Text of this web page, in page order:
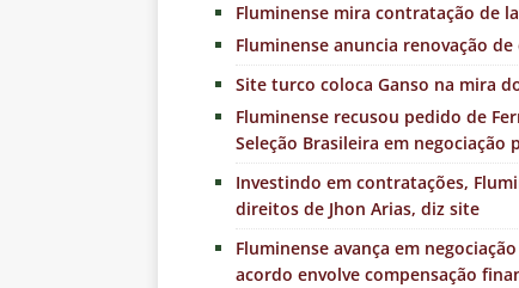
Fluminense mira contratação de
Fluminense anuncia renovação
Site turco coloca Ganso na mira
Fluminense recusou pedido de
Seleção Brasileira em
Investindo em contratações,
direitos de Jhon Arias, diz site
Fluminense avança em
acordo envolve compensação